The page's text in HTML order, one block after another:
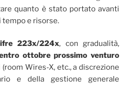
quanto è stato portato avanti
tempo e risorse.
223x/224x, con gradualità,
ottobre prossimo venturo
Wires-X, etc., a discrezione
e della gestione generale